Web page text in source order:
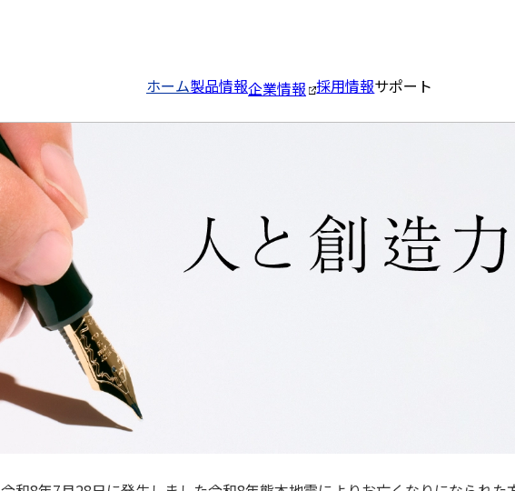
ホーム製品情報企業情報 採用情報サポート